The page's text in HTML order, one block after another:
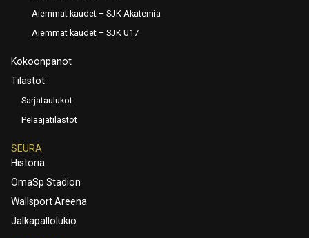
Aiemmat kaudet – SJK Akatemia
Aiemmat kaudet – SJK U17
Kokoonpanot
Tilastot
Sarjataulukot
Pelaajatilastot
SEURA
Historia
OmaSp Stadion
Wallsport Areena
Jalkapallolukio